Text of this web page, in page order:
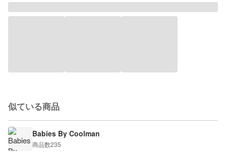
似ている商品
Babies By Coolman
商品数235